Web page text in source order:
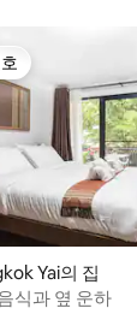
471개
Yai의 집
식과 옆 운하